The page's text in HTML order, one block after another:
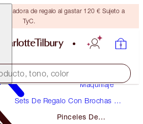
de regalo al gastar 120 € Sujeto a
TyC.
tono, color
Maquillaje
Sets De Regalo Con Brochas Y
Pinceles De